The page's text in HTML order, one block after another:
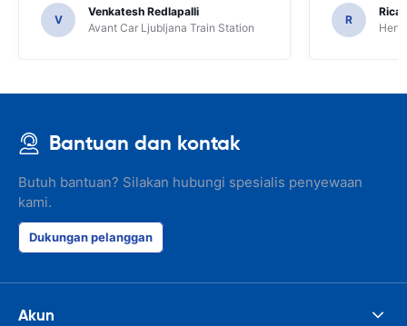
V
Venkatesh Redlapalli
Avant Car Ljubljana Train Station
R
Bantuan dan kontak
Butuh bantuan? Silakan hubungi spesialis penyewaan
kami.
Dukungan pelanggan
Akun